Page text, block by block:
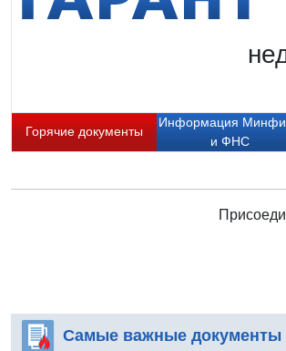
Горячие документы
Информация
и ФНС
Самые важные документы